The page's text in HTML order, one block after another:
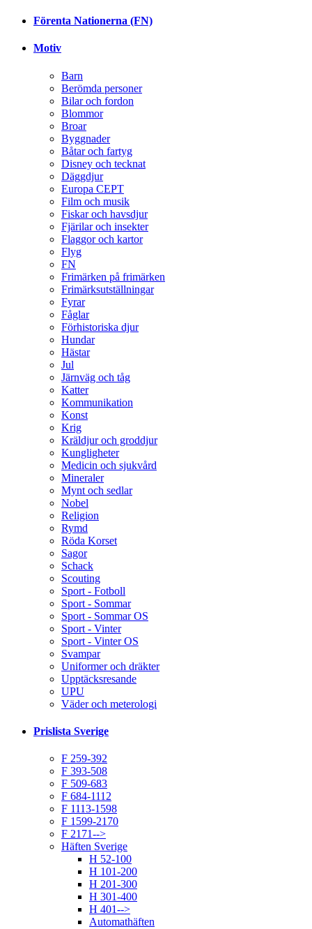
Förenta Nationerna (FN)
Motiv
Barn
Berömda personer
Bilar och fordon
Blommor
Broar
Byggnader
Båtar och fartyg
Disney och tecknat
Däggdjur
Europa CEPT
Film och musik
Fiskar och havsdjur
Fjärilar och insekter
Flaggor och kartor
Flyg
FN
Frimärken på frimärken
Frimärksutställningar
Fyrar
Fåglar
Förhistoriska djur
Hundar
Hästar
Jul
Järnväg och tåg
Katter
Kommunikation
Konst
Krig
Kräldjur och groddjur
Kungligheter
Medicin och sjukvård
Mineraler
Mynt och sedlar
Nobel
Religion
Rymd
Röda Korset
Sagor
Schack
Scouting
Sport - Fotboll
Sport - Sommar
Sport - Sommar OS
Sport - Vinter
Sport - Vinter OS
Svampar
Uniformer och dräkter
Upptäcksresande
UPU
Väder och meterologi
Prislista Sverige
F 259-392
F 393-508
F 509-683
F 684-1112
F 1113-1598
F 1599-2170
F 2171-->
Häften Sverige
H 52-100
H 101-200
H 201-300
H 301-400
H 401-->
Automathäften